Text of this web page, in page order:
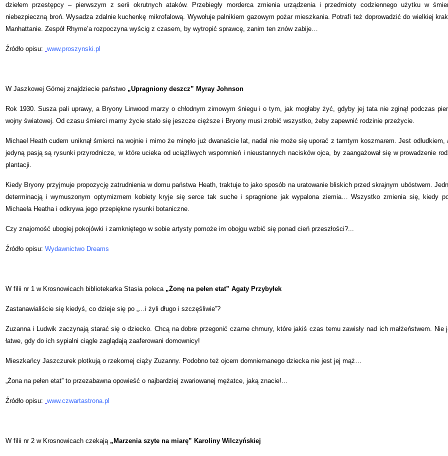
dziełem przestępcy – pierwszym z serii okrutnych ataków. Przebiegły morderca zmienia urządzenia i przedmioty codziennego użytku w
niebezpieczną broń. Wysadza zdalnie kuchenkę mikrofalową. Wywołuje palnikiem gazowym pożar mieszkania. Potrafi też doprowadzić do wielkiej
Manhattanie. Zespół Rhyme’a rozpoczyna wyścig z czasem, by wytropić sprawcę, zanim ten znów zabije…
Źródło opisu: www.proszynski.pl
W Jaszkowej Górnej znajdziecie państwo „Upragniony deszcz” Myray Johnson
Rok 1930. Susza pali uprawy, a Bryony Linwood marzy o chłodnym zimowym śniegu i o tym, jak mogłaby żyć, gdyby jej tata nie zginął podczas
wojny światowej. Od czasu śmierci mamy życie stało się jeszcze cięższe i Bryony musi zrobić wszystko, żeby zapewnić rodzinie przeżycie.
Michael Heath cudem uniknął śmierci na wojnie i mimo że minęło już dwanaście lat, nadal nie może się uporać z tamtym koszmarem. Jest odludkiem,
jedyną pasją są rysunki przyrodnicze, w które ucieka od uciążliwych wspomnień i nieustannych nacisków ojca, by zaangażował się w prowadzenie
plantacji.
Kiedy Bryony przyjmuje propozycję zatrudnienia w domu państwa Heath, traktuje to jako sposób na uratowanie bliskich przed skrajnym ubóstwem.
determinacją i wymuszonym optymizmem kobiety kryje się serce tak suche i spragnione jak wypalona ziemia… Wszystko zmienia się, kiedy
Michaela Heatha i odkrywa jego przepiękne rysunki botaniczne.
Czy znajomość ubogiej pokojówki i zamkniętego w sobie artysty pomoże im obojgu wzbić się ponad cień przeszłości?...
Źródło opisu: Wydawnictwo Dreams
W filii nr 1 w Krosnowicach bibliotekarka Stasia poleca „Żonę na pełen etat” Agaty Przybyłek
Zastanawialiście się kiedyś, co dzieje się po „…i żyli długo i szczęśliwie”?
Zuzanna i Ludwik zaczynają starać się o dziecko. Chcą na dobre przegonić czarne chmury, które jakiś czas temu zawisły nad ich małżeństwem. Nie
łatwe, gdy do ich sypialni ciągle zaglądają zaaferowani domownicy!
Mieszkańcy Jaszczurek plotkują o rzekomej ciąży Zuzanny. Podobno też ojcem domniemanego dziecka nie jest jej mąż…
„Żona na pełen etat” to przezabawna opowieść o najbardziej zwariowanej mężatce, jaką znacie!...
Źródło opisu: www.czwartastrona.pl
W filii nr 2 w Krosnowicach czekają „Marzenia szyte na miarę” Karoliny Wilczyńskiej